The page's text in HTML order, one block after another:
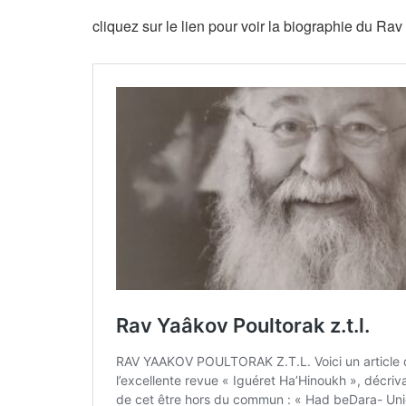
cliquez sur le lien pour voir la biographie du Rav